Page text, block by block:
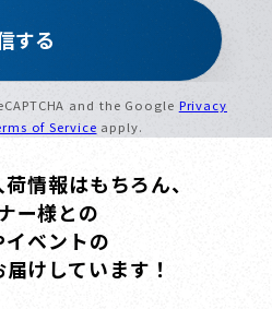
and the Google Privacy
of Service apply.
情報はもちろん、
ー様との
ベントの
けしています！